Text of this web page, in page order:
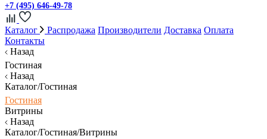
+7 (495) 646-49-78
Каталог Распродажа Производители Доставка Оплата
Контакты
Назад
Гостиная
Назад
Каталог/Гостиная
Гостиная
Витрины
Назад
Каталог/Гостиная/Витрины